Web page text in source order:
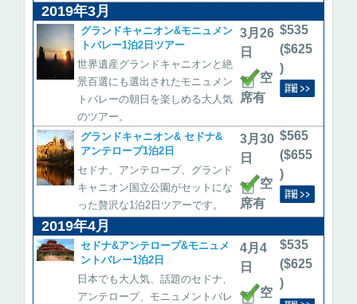
2019年3月
グランドキャニオン&モニュメン
トバレー1泊2日ツアー
世界遺産グランドキャニオンと絶
景百選にも選出されたモニュメン
トバレーの朝日を楽しめる大人気
のツアー。
3月26
日
空
席有
$535
($625
)
グランドキャニオン& セドナ&
アンテロープ1泊2日
セドナ、アンテロープ、グランド
キャニオン国立公園がセットにな
った贅沢な1泊2日ツアーです。
3月30
日
空
席有
$565
($655
)
2019年4月
セドナ&アンテロープ&モニュメ
ントバレー1泊2日
日本でも大人気、話題のセドナ、
アンテロープ、モニュメントバレ
4月4
日
空
$535
($625
)